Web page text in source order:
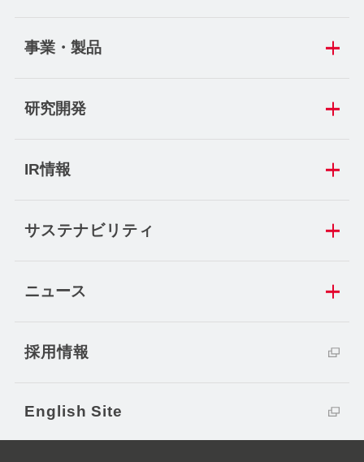
事業・製品
研究開発
IR情報
サステナビリティ
ニュース
採用情報
English Site